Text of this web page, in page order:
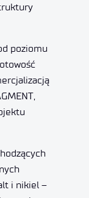
poziomu
i nikiel –